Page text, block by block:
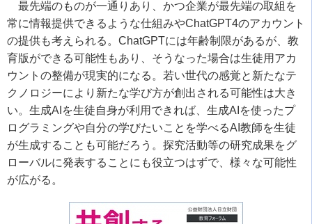
最先端のものが一通りあり、かつ企業が最先端の取組を
常に情報提供できるような仕組みやChatGPT4のアカウント
の提供も考えられる。 ChatGPTには年齢制限があるが、教
育版ができる可能性もあり、そうなった場合は生徒用アカ
ウントの整備が現実的になる。若い世代の感覚と新たなテ
クノロジーにより新たな学び方が創出される可能性は大き
い。生成AI を生徒自身が利用できれば、生成AI を使ったプ
ログラミングや自分の学びたいことを学べるAI 教師を生徒
が生成することも可能だろう。探究活動等の研究成果をグ
ローバルに発表することにも役立つはずで、様々な可能性
が広がる。